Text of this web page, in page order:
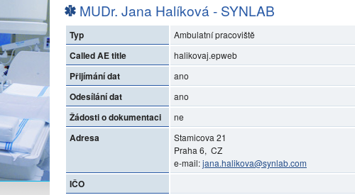
MUDr. Jana Halíková - SYNLAB
Typ Ambulatní pracoviště
Called AE title halikovaj.epweb
Přijímání dat ano
Odesílání dat ano
Žádosti o dokumentaci ne
Adresa
Stamicova 21
Praha 6, CZ
e-mail:jana.halikova@synlab.com
IČO